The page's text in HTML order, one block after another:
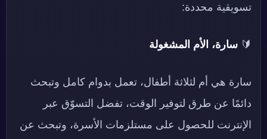
تسويقية محددة:
🔰 سارة، الأم المشغولة
سارة هي أم لثلاثة أطفال، تعمل بدوام كامل وتبحث
دائمًا عن طرق لتوفير الوقت، تفضل التسوّق عبر
الإنترنت للحصول على مستلزمات الأسرة، وتبحث عن